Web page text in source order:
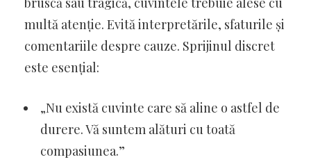
multă atenție. Evită interpretările, sfaturile și
comentariile despre cauze. Sprijinul discret
este esențial:
„Nu există cuvinte care să aline o astfel de
durere. Vă suntem alături cu toată
compasiunea.”